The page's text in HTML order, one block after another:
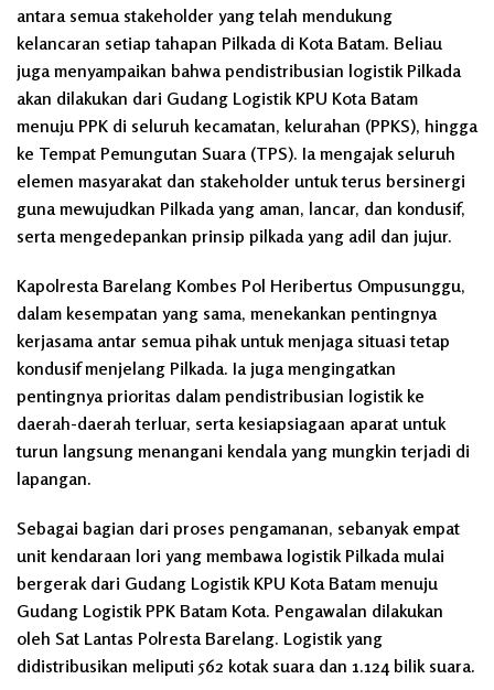
antara semua stakeholder yang telah mendukung
kelancaran setiap tahapan Pilkada di Kota Batam. Beliau
juga menyampaikan bahwa pendistribusian logistik Pilkada
akan dilakukan dari Gudang Logistik KPU Kota Batam
menuju PPK di seluruh kecamatan, kelurahan (PPKS), hingga
ke Tempat Pemungutan Suara (TPS). Ia mengajak seluruh
elemen masyarakat dan stakeholder untuk terus bersinergi
guna mewujudkan Pilkada yang aman, lancar, dan kondusif,
serta mengedepankan prinsip pilkada yang adil dan jujur.
Kapolresta Barelang Kombes Pol Heribertus Ompusunggu,
dalam kesempatan yang sama, menekankan pentingnya
kerjasama antar semua pihak untuk menjaga situasi tetap
kondusif menjelang Pilkada. Ia juga mengingatkan
pentingnya prioritas dalam pendistribusian logistik ke
daerah-daerah terluar, serta kesiapsiagaan aparat untuk
turun langsung menangani kendala yang mungkin terjadi di
lapangan.
Sebagai bagian dari proses pengamanan, sebanyak empat
unit kendaraan lori yang membawa logistik Pilkada mulai
bergerak dari Gudang Logistik KPU Kota Batam menuju
Gudang Logistik PPK Batam Kota. Pengawalan dilakukan
oleh Sat Lantas Polresta Barelang. Logistik yang
didistribusikan meliputi 562 kotak suara dan 1.124 bilik suara.